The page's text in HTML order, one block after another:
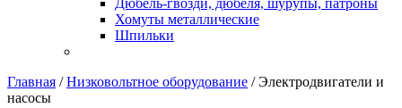
Дюбель-гвозди, дюбеля, шурупы, патроны
Хомуты металлические
Шпильки
Главная /Низковольтное оборудование /Электродвигатели и
насосы